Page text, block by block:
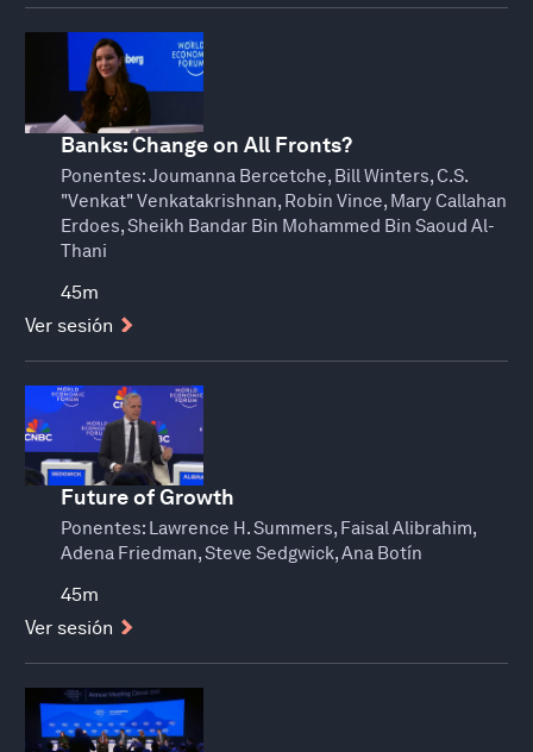
Banks: Change on All Fronts?
Ponentes:Joumanna Bercetche, Bill Winters, C.S.
"Venkat" Venkatakrishnan, Robin Vince, Mary Callahan
Erdoes, Sheikh Bandar Bin Mohammed Bin Saoud Al-
Thani
45m
Ver sesión
Future of Growth
Ponentes: Lawrence H. Summers, Faisal Alibrahim,
Adena Friedman, Steve Sedgwick, Ana Botín
45m
Ver sesión